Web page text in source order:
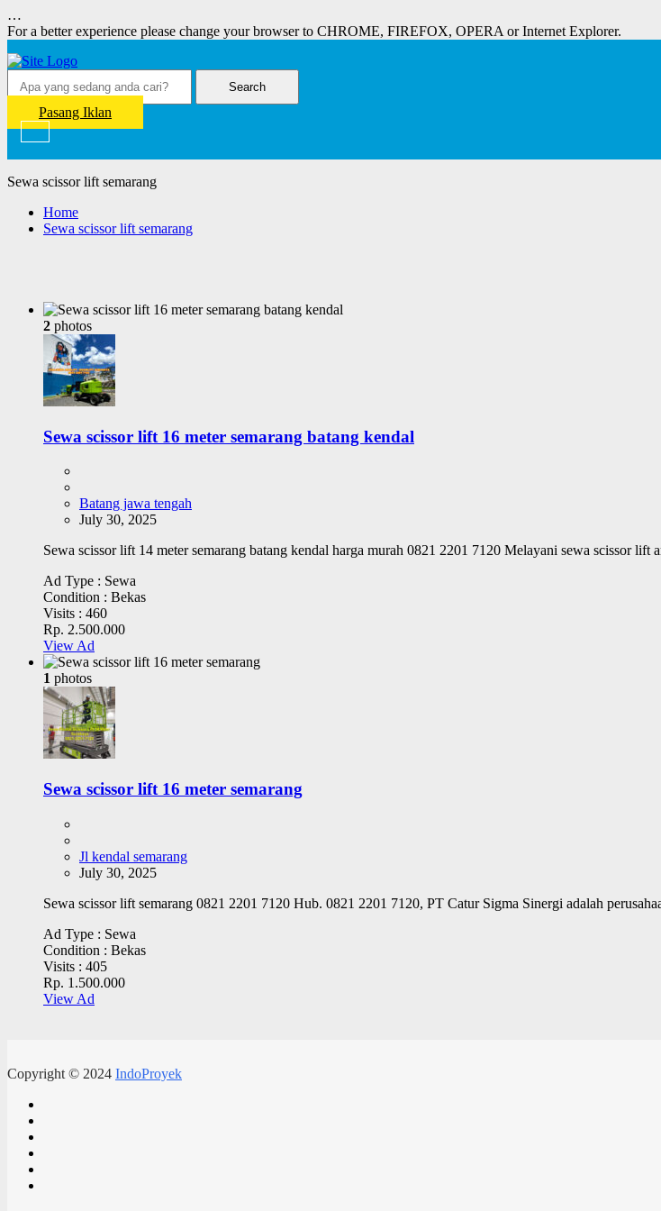
…
For a better experience please change your browser to CHROME, FIREFOX, OPERA or Internet Explorer.
Search
Pasang Iklan
Sewa scissor lift semarang
Home
Sewa scissor lift semarang
2 photos
Sewa scissor lift 16 meter semarang batang kendal
Batang jawa tengah
July 30, 2025
Sewa scissor lift 14 meter semarang batang kendal harga murah 0821 2201 7120 Melayani sewa scissor lift
Ad Type : Sewa
Condition : Bekas
Visits : 460
Rp. 2.500.000
View Ad
1 photos
Sewa scissor lift 16 meter semarang
Jl kendal semarang
July 30, 2025
Sewa scissor lift semarang 0821 2201 7120 Hub. 0821 2201 7120, PT Catur Sigma Sinergi adalah
Ad Type : Sewa
Condition : Bekas
Visits : 405
Rp. 1.500.000
View Ad
Copyright © 2024 IndoProyek